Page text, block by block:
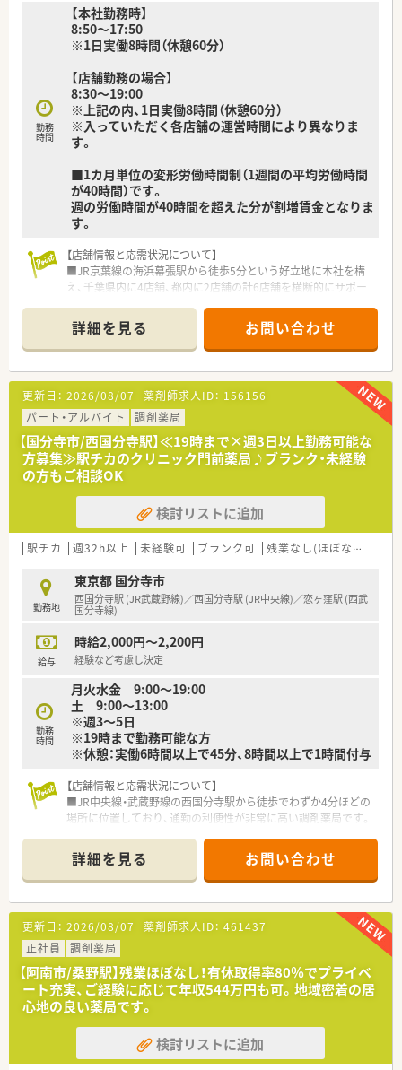
■薬歴管理や在庫管理などの事務的な付随業務についても、事務
スタッフと連携を取りながら効率よく進めていくことが求めら
れます。
【職場環境と雰囲気】
■薬剤師1名と事務員1名のミニマムな体制であるため、人間関
係の悩みが生じにくく自分のペースで仕事を進めやすい環境で
す。
■白衣の貸与があり、清潔感のある店舗内で気持ちよく業務に従
きます。
■最寄りの求名駅から車で5分とアクセスも良く、積雪の影響も
ほとんどない地域のため、冬場の通勤ストレスも少なく安心で
す。
勤務
時間
【本社勤務時】
8:50～17:50
※1日実働8時間（休憩60分）
【店舗勤務の場合】
8:30～19:00
※上記の内、1日実働8時間（休憩60分）
※入っていただく各店舗の運営時間により異なりま
す。
■1カ月単位の変形労働時間制（1週間の平均労働時間
が40時間）です。
週の労働時間が40時間を超えた分が割増賃金となりま
す。
【店舗情報と応需状況について】
■JR京葉線の海浜幕張駅から徒歩5分という好立地に本社を構
え、千葉県内に4店舗、都内に2店舗の計6店舗を横断的にサポー
■各店舗での処方箋応需枚数や科目は配属先により異なります
が、地域密着型として内科や皮膚科など多岐にわたる科目を経験
可能です。
■ラウンダー業務として各店の状況に応じた人員体制の構築を
支援し、店舗スタッフと連携しながら質の高い医療サービスの維
持に努めます。
【こんな取り組みをしています】
■最新のeラーニング導入や定期的な勉強会の開催により、現場
を離れる本社付け薬剤師であっても常に最新の薬学知識を更新
いただけます。
■認定薬剤師の取得支援制度を設けており、個人のスキルアップ
が会社の信頼向上に直結すると考え、積極的にバックアップして
おります。
■提携先クリニックや施設との関係構築を強化するための営業
進しています。
【こんな方が活躍中】
とで自分の引き出しを増やしたいと考えている、好奇心旺盛な薬
剤師が活躍中です。
になりたいという明確な目標を持つ若手・中堅層が高い意欲で働
いています。
■調剤の基礎を大切にしながらも、採用や教育、店舗開発といっ
た「薬局運営の裏側」に興味を持ち、多角的に活動している方が
目立ちます。
【こんな方にオススメ】
■現職でキャリアの停滞を感じており、薬剤師としての資格を活
かしながら経営や事業開発といった新しいステージに挑戦した
い方に最適です。
■特定の店舗に固定されるよりも、ラウンダーとして様々な環境
に適応しながら、自身の対人スキルを磨きたいと考えている方に
推奨します。
■将来のキャリアの選択肢を広げたい若手薬剤師の方で、裁量を
持って自分の力を試せる成長スピードの速い環境を求めている
方にぴったりです。
詳細を見る お問い合わせ
更新日： 2026/08/07 薬剤師求人ID： 156156
パート・アルバイト
調剤薬局
【国分寺市/西国分寺駅】≪19時まで×週3日以上勤務可能な
方募集≫駅チカのクリニック門前薬局♪ブランク・未経験
の方もご相談OK
検討リストに追加
駅チカ 週32h以上 未経験可 ブランク可 残業なし(ほぼなし含む)
勤務地
東京都 国分寺市
西国分寺駅 (JR武蔵野線)／西国分寺駅 (JR中央線)／恋ヶ窪駅 (西武
国分寺線)
給与
時給2,000円～2,200円
経験など考慮し決定
勤務
時間
月火水金 9:00～19:00
土 9:00～13:00
※週3～5日
※19時まで勤務可能な方
※休憩：実働6時間以上で45分、8時間以上で1時間付与
【店舗情報と応需状況について】
■JR中央線・武蔵野線の西国分寺駅から徒歩でわずか4分ほどの
場所に位置しており、通勤の利便性が非常に高い調剤薬局です。
日平均40枚から50枚ほどの処方箋を受け付けております。
■常時2名から3名の薬剤師体制に加えて事務スタッフも配置し
ており、無理のない人員配置で日々の業務に取り組んでいます。
【法人特徴について】
■東京と埼玉のエリアに合計12店舗の調剤薬局を展開してお
り、地域密着型の経営を続けている安定した基盤を持つ調剤薬局
法人です。
■ドクターとの良好な関係性のもとで新規出店を行っており、数
字のノルマに追われることなく医療業務に専念できる環境を整
えています。
■定着率が非常に高いことが自慢で、全従業員の6割以上が勤続
10年以上という、長く腰を据えて働ける安心の体制が確立され
ています。
詳細を見る お問い合わせ
更新日： 2026/08/07 薬剤師求人ID： 461437
正社員
調剤薬局
【阿南市/桑野駅】残業ほぼなし！有休取得率80％でプライベ
ート充実、ご経験に応じて年収544万円も可。地域密着の居
心地の良い薬局です。
検討リストに追加